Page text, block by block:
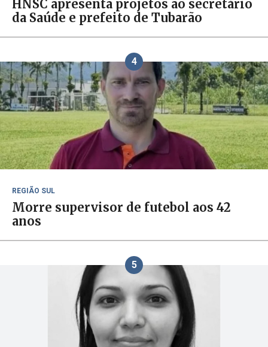
HNSC apresenta projetos ao secretário
da Saúde e prefeito de Tubarão
4
REGIÃO SUL
Morre supervisor de futebol aos 42
anos
5